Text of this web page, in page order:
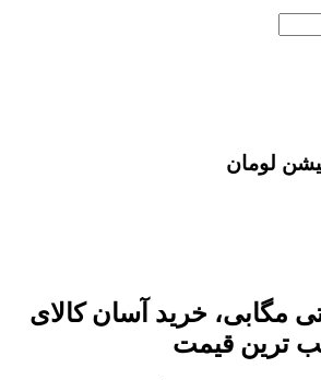
لومان
مگابی، خرید آسان کالای
ترین قیمت